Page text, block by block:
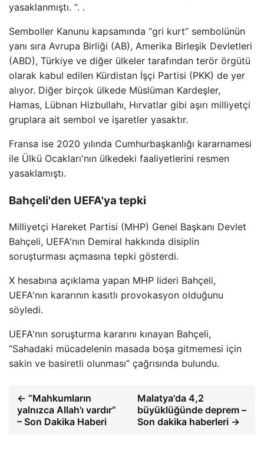
yasaklanmıştı. “. .
Semboller Kanunu kapsamında “gri kurt” sembolünün
yanı sıra Avrupa Birliği (AB), Amerika Birleşik Devletleri
(ABD), Türkiye ve diğer ülkeler tarafından terör örgütü
olarak kabul edilen Kürdistan İşçi Partisi (PKK) de yer
alıyor. Diğer birçok ülkede Müslüman Kardeşler,
Hamas, Lübnan Hizbullahı, Hırvatlar gibi aşırı milliyetçi
gruplara ait sembol ve işaretler yasaktır.
Fransa ise 2020 yılında Cumhurbaşkanlığı kararnamesi
ile Ülkü Ocakları'nın ülkedeki faaliyetlerini resmen
yasaklamıştı.
Bahçeli'den UEFA'ya tepki
Milliyetçi Hareket Partisi (MHP) Genel Başkanı Devlet
Bahçeli, UEFA'nın Demiral hakkında disiplin
soruşturması açmasına tepki gösterdi.
X hesabına açıklama yapan MHP lideri Bahçeli,
UEFA'nın kararının kasıtlı provokasyon olduğunu
söyledi.
UEFA'nın soruşturma kararını kınayan Bahçeli,
“Sahadaki mücadelenin masada boşa gitmemesi için
sakin ve basiretli olunması” çağrısında bulundu.
← “Mahkumların
yalnızca Allah'ı vardır”
– Son Dakika Haberi
Malatya'da 4,2
büyüklüğünde deprem –
Son dakika haberleri →